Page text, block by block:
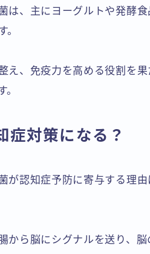
は、主にヨーグルトや発酵
。
え、免疫力を高める役割を
。
症対策になる？
が認知症予防に寄与する理
から脳にシグナルを送り、